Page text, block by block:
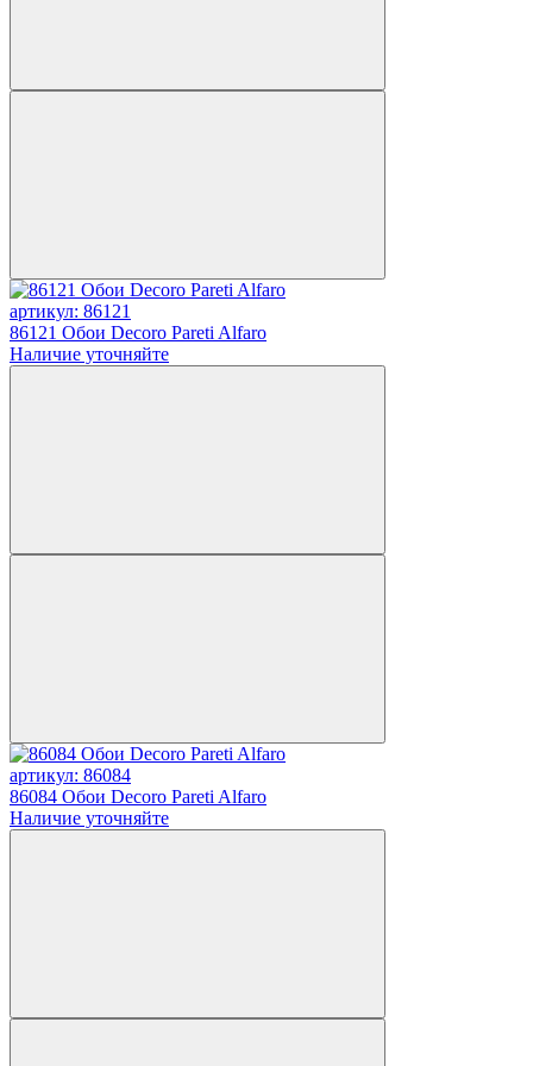
артикул: 86121
86121 Обои Decoro Pareti Alfaro
Наличие уточняйте
артикул: 86084
86084 Обои Decoro Pareti Alfaro
Наличие уточняйте